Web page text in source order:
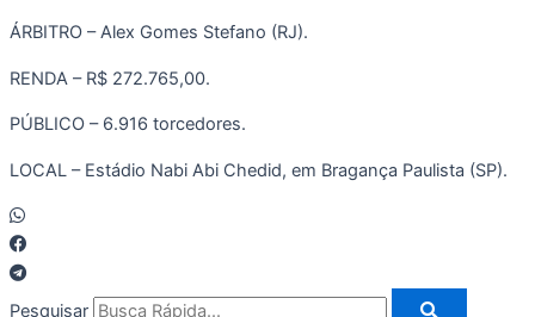
ÁRBITRO – Alex Gomes Stefano (RJ).
RENDA – R$ 272.765,00.
PÚBLICO – 6.916 torcedores.
LOCAL – Estádio Nabi Abi Chedid, em Bragança Paulista (SP).
Pesquisar